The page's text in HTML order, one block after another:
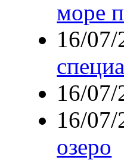
море
16/07/
16/07/
16/07/
озеро